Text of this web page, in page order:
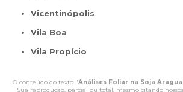
Vicentinópolis
Vila Boa
Vila Propício
O conteúdo do texto "Análises Foliar na Soja
Sua reprodução, parcial ou total, mesmo citando